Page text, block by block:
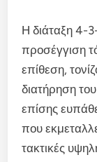
Η διάταξη 4-
προσέγγιση
επίθεση,
διατήρηση
επίσης
που
τακτικές